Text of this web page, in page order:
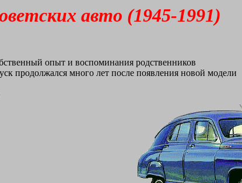
авто (1945-1991)
опыт и воспоминания родственников
продолжался много лет после появления новой модели